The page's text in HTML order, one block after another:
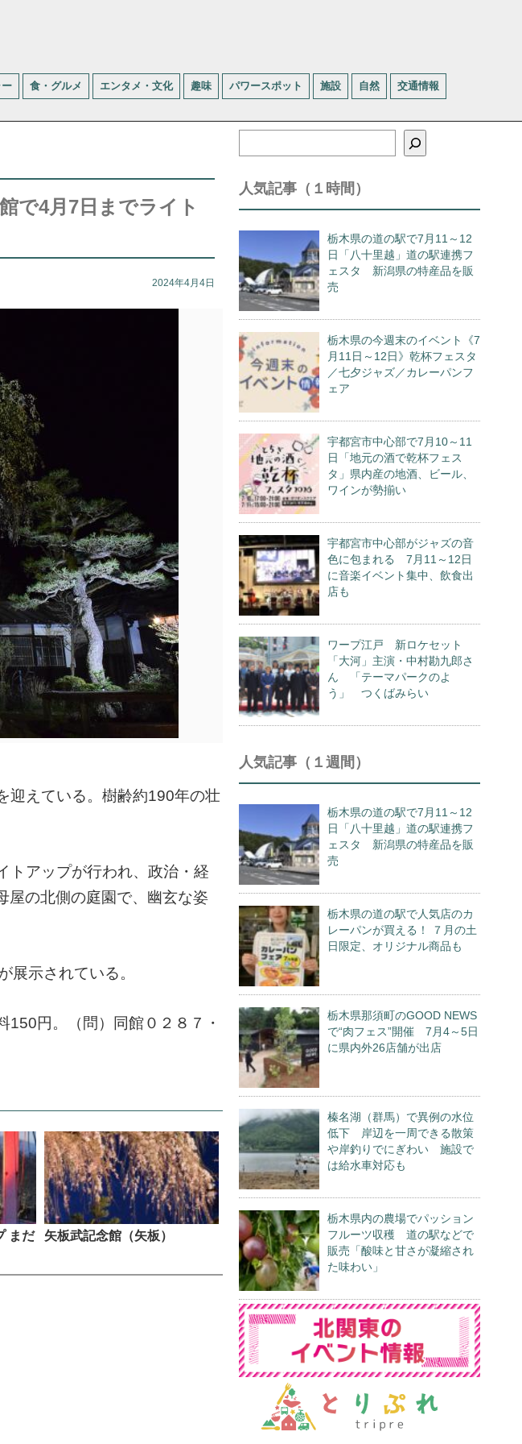
ー 食・グルメ エンタメ・文化 趣味 パワースポット 施設 自然 交通情報
で4月7日までライト
2024年4月4日
迎えている。樹齢約190年の壮
トアップが行われ、政治・経
屋の北側の庭園で、幽玄な姿
展示されている。
円。（問）同館０２８７・
まだ
矢板武記念館（矢板）
索
人気記事（１時間）
栃木県の道の駅で7月11～12
日「八十里越」道の駅連携フ
ェスタ 新潟県の特産品を販
売
栃木県の今週末のイベント《7
月11日～12日》乾杯フェスタ
／七夕ジャズ／カレーパンフ
ェア
宇都宮市中心部で7月10～11
日「地元の酒で乾杯フェス
タ」県内産の地酒、ビール、
ワインが勢揃い
宇都宮市中心部がジャズの音
色に包まれる 7月11～12日
に音楽イベント集中、飲食出
店も
ワープ江戸 新ロケセット
「大河」主演・中村勘九郎さ
ん 「テーマパークのよ
う」 つくばみらい
人気記事（１週間）
栃木県の道の駅で7月11～12
日「八十里越」道の駅連携フ
ェスタ 新潟県の特産品を販
売
栃木県の道の駅で人気店のカ
レーパンが買える！ ７月の土
日限定、オリジナル商品も
栃木県那須町のGOOD NEWS
で“肉フェス”開催 7月4～5日
に県内外26店舗が出店
榛名湖（群馬）で異例の水位
低下 岸辺を一周できる散策
や岸釣りでにぎわい 施設で
は給水車対応も
栃木県内の農場でパッション
フルーツ収穫 道の駅などで
販売「酸味と甘さが凝縮され
た味わい」